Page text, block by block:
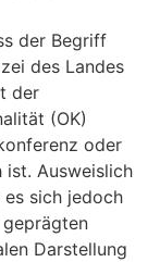
der Begriff
des Landes
der
(OK)
oder
ist. Ausweislich
sich jedoch
Darstellung